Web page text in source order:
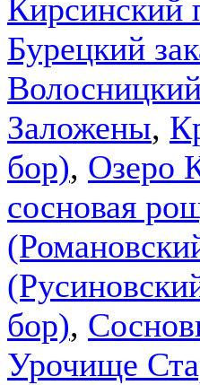
Кирсинский
Бурецкий
Заложены,
бор), Озеро
сосновая
бор),
Урочище